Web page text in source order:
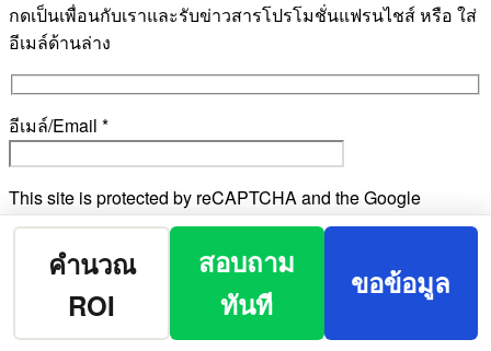
คำนวณ
ROI
สอบถาม
ทันที
ขอข้อมูล
กดเป็นเพื่อนกับเราและรับข่าวสารโปรโมชั่นแฟรนไชส์ หรือ ใส่
อีเมล์ด้านล่าง
อีเมล์/Email *
This site is protected by reCAPTCHA and the Google
Privacy PolicyandTerms of Serviceapply.